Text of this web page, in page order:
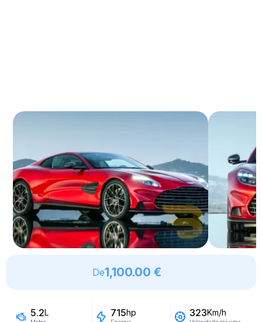
De1,100.00 €
5.2L 715hp 323Km/h